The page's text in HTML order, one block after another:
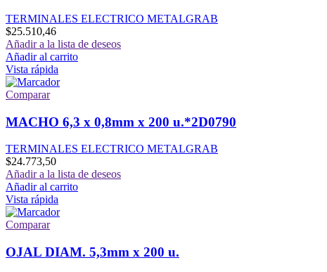
TERMINALES ELECTRICO METALGRAB
$25.510,46
Añadir a la lista de deseos
Añadir al carrito
Vista rápida
Comparar
MACHO 6,3 x 0,8mm x 200 u.*2D0790
TERMINALES ELECTRICO METALGRAB
$24.773,50
Añadir a la lista de deseos
Añadir al carrito
Vista rápida
Comparar
OJAL DIAM. 5,3mm x 200 u.